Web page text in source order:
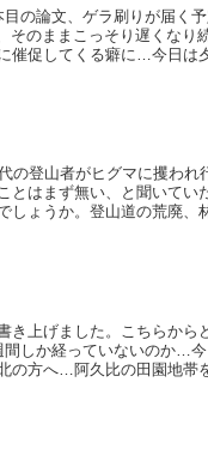
の論文、ゲラ刷りが届く
そのままこっそり遅くなり
催促してくる癖に…今日は
の登山者がヒグマに攫わ
とはまず無い、と聞いて
しょうか。登山道の荒廃、
き上げました。こちらか
間しか経っていないのか…
の方へ…阿久比の田園地帯